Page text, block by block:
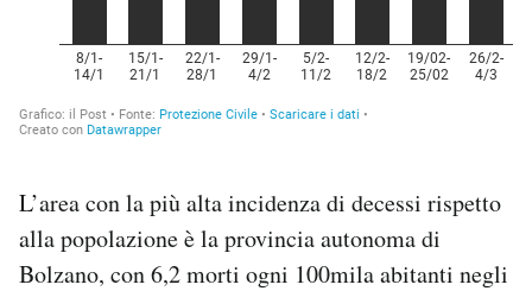
L’area con la più alta incidenza di decessi rispetto
alla popolazione è la provincia autonoma di
Bolzano, con 6,2 morti ogni 100mila abitanti negli